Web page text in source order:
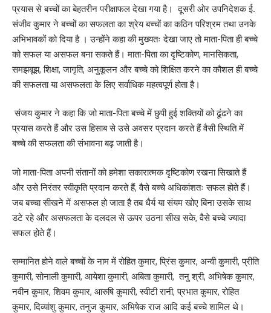
प्रयास से बच्चों का बेहतरीन परीक्षाफल देखा गया है। दूसरी ओर उपनिदेशक ई.
संजीव कुमार ने बच्चों का सफलता का श्रेय बच्चों का कठिन परिश्रम तथा उनके
अभिभावकों को दिया है । उन्होंने कहा की मुख्यतः देखा जाए तो माता-पिता ही बच्चे
को सफल या असफल बना सकते हैं। माता-पिता का दृष्टिकोण, मानसिकता,
समझबूझ, शिक्षा, जागृति, अनुकूलन और बच्चे को शिक्षित करने का कौशल ही बच्चे
की सफलता या असफलता के लिए सर्वाधिक महत्वपूर्ण होता है।
संजय कुमार ने कहा कि जो माता-पिता बच्चे में छुपी हुई शक्तियों को ढूंढने का
प्रयास करते हैं और उस हिसाब से उसे अवसर प्रदान करते हैं वैसी स्थिति में
बच्चे की सफलता की संभावना बढ़ जाती है।
जो माता-पिता अपनी संतानों को हमेशा सकारात्मक दृष्टिकोण रखना सिखाते हैं
और उसे निरंतर स्वीकृति प्रदान करते हैं, वैसे बच्चे अधिकांशतः सफल होते हैं।
जब बच्चा सीखने में असफल हो जाता है तब धैर्य या संयम खोए बिना उसके साथ
डटे रहे और असफलता के दलदल से ऊपर उठना सीख सके, वैसे बच्चे ज्यादा
सफल होते हैं।
सम्मानित होने वाले बच्चों के नाम में रोहित कुमार, प्रिंस कुमार, अन्वी कुमारी, प्रीति
कुमारी, सोनाली कुमारी, आयेशा कुमारी, अबिता कुमारी, तनु श्री, अभिषेक कुमार,
नवीन कुमार, शिवम कुमार, आरुषि कुमारी, स्वीटी रानी, प्रभात कुमार, रोहित
कुमार, दिव्यांशु कुमार, तनुज कुमार, अभिषेक राज आदि कई बच्चे शामिल थे।